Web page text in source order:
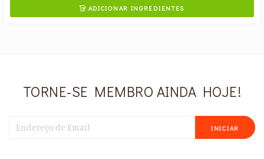
ADICIONAR INGREDIENTES
TORNE-SE MEMBRO AINDA HOJE!
INICIAR